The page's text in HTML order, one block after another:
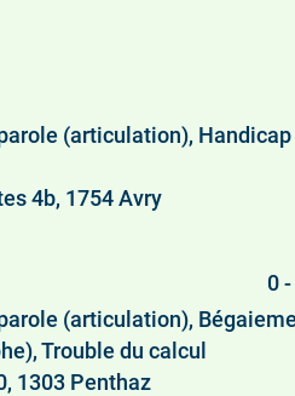
(articulation),
4b, 1754 Avry
0
(articulation),
Trouble du calcul
1303 Penthaz